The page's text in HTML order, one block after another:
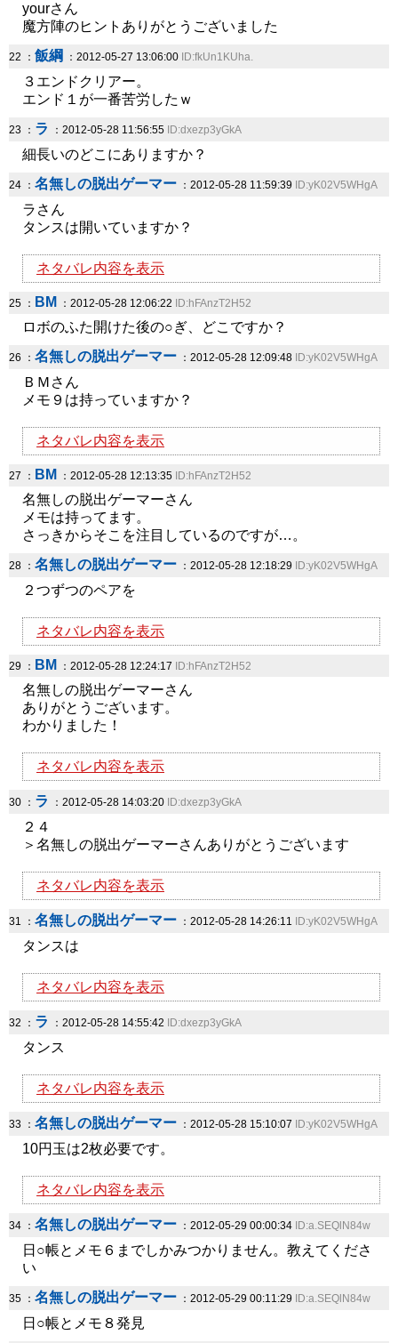
yourさん
魔方陣のヒントありがとうございました
22 ： 飯綱 ：2012-05-27 13:06:00 ID:fkUn1KUha.
３エンドクリアー。
エンド１が一番苦労したｗ
23 ： ラ ：2012-05-28 11:56:55 ID:dxezp3yGkA
細長いのどこにありますか？
24 ： 名無しの脱出ゲーマー ：2012-05-28 11:59:39 ID:yK02V5WHgA
ラさん
タンスは開いていますか？
ネタバレ内容を表示
25 ： BM ：2012-05-28 12:06:22 ID:hFAnzT2H52
ロボのふた開けた後の○ぎ、どこですか？
26 ： 名無しの脱出ゲーマー ：2012-05-28 12:09:48 ID:yK02V5WHgA
ＢＭさん
メモ９は持っていますか？
ネタバレ内容を表示
27 ： BM ：2012-05-28 12:13:35 ID:hFAnzT2H52
名無しの脱出ゲーマーさん
メモは持ってます。
さっきからそこを注目しているのですが…。
28 ： 名無しの脱出ゲーマー ：2012-05-28 12:18:29 ID:yK02V5WHgA
２つずつのペアを
ネタバレ内容を表示
29 ： BM ：2012-05-28 12:24:17 ID:hFAnzT2H52
名無しの脱出ゲーマーさん
ありがとうございます。
わかりました！
ネタバレ内容を表示
30 ： ラ ：2012-05-28 14:03:20 ID:dxezp3yGkA
２４
＞名無しの脱出ゲーマーさんありがとうございます
ネタバレ内容を表示
31 ： 名無しの脱出ゲーマー ：2012-05-28 14:26:11 ID:yK02V5WHgA
タンスは
ネタバレ内容を表示
32 ： ラ ：2012-05-28 14:55:42 ID:dxezp3yGkA
タンス
ネタバレ内容を表示
33 ： 名無しの脱出ゲーマー ：2012-05-28 15:10:07 ID:yK02V5WHgA
10円玉は2枚必要です。
ネタバレ内容を表示
34 ： 名無しの脱出ゲーマー ：2012-05-29 00:00:34 ID:a.SEQlN84w
日○帳とメモ６までしかみつかりません。教えてくださ
い
35 ： 名無しの脱出ゲーマー ：2012-05-29 00:11:29 ID:a.SEQlN84w
日○帳とメモ８発見